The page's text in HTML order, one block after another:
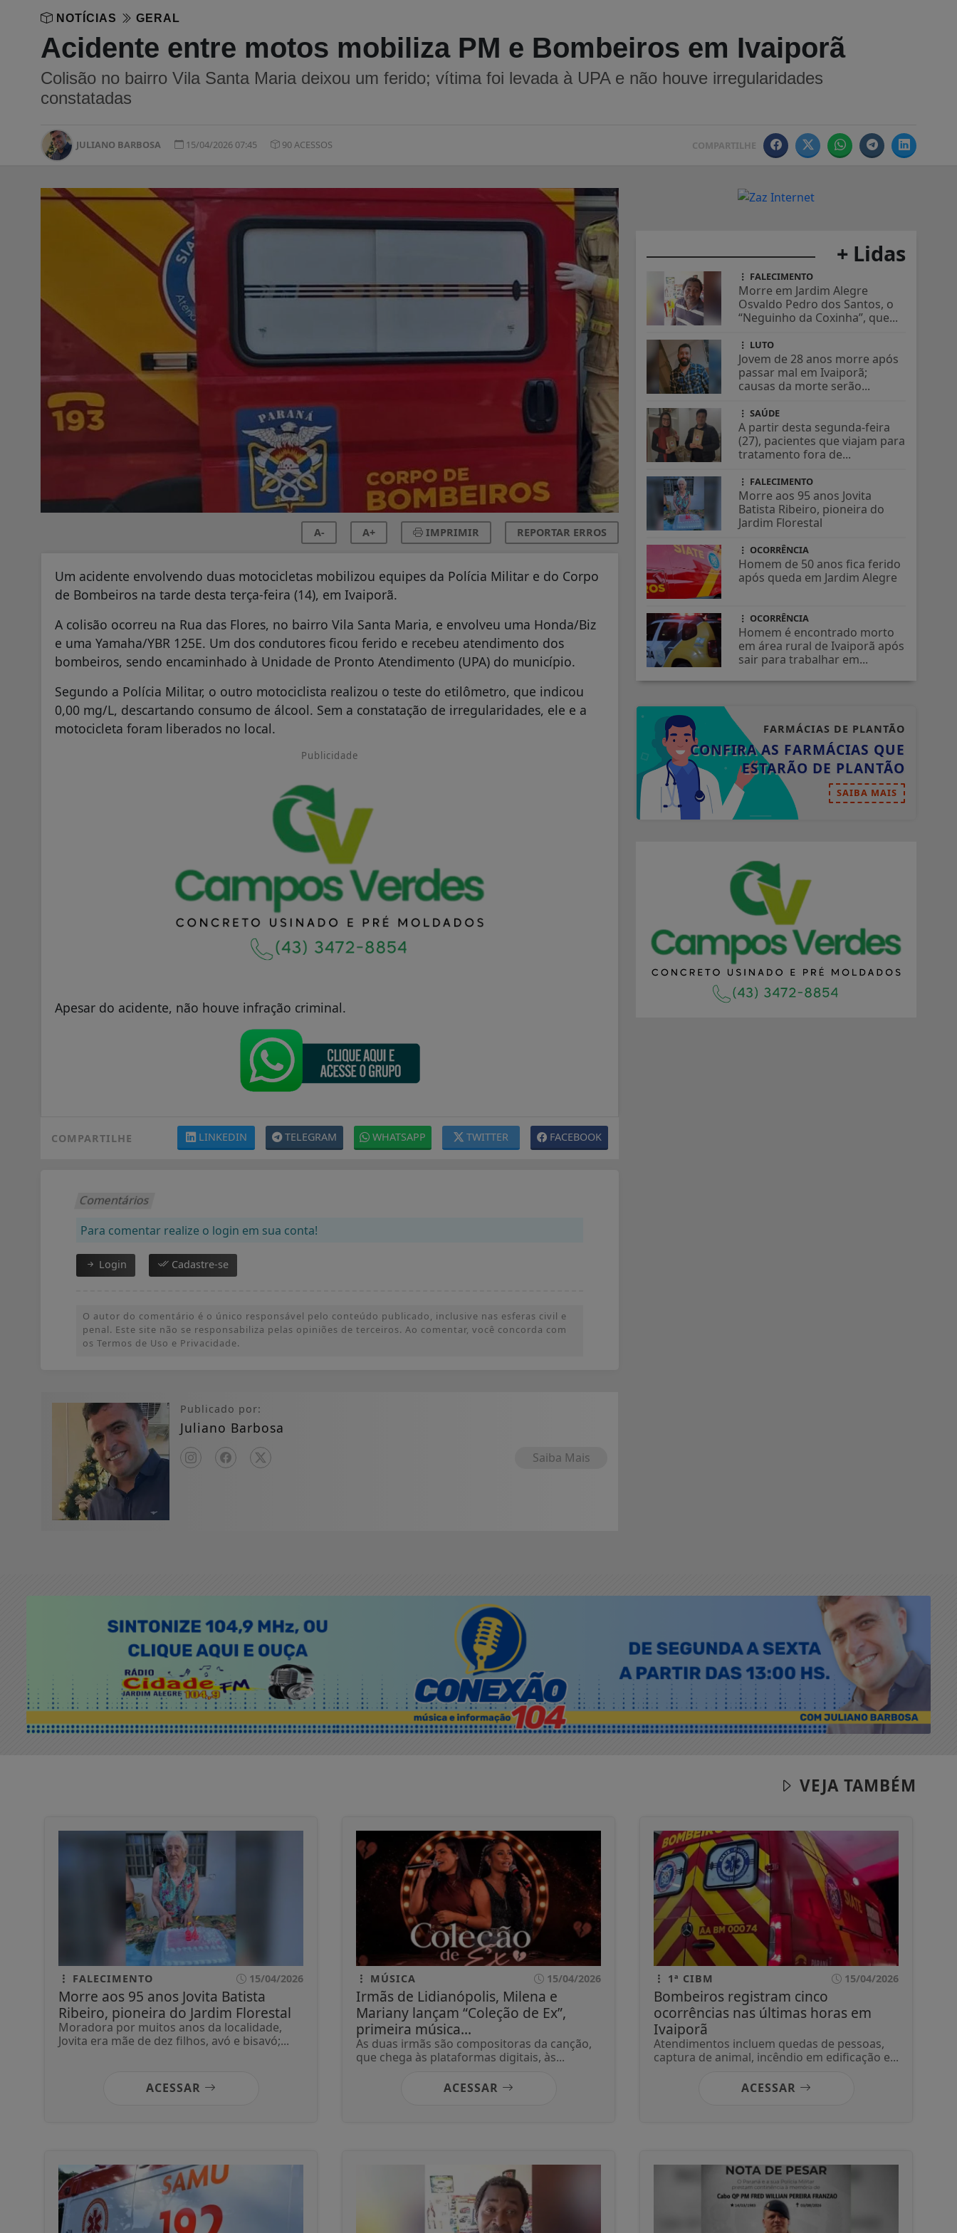
NOTÍCIAS GERAL
Acidente entre motos mobiliza PM e Bombeiros em Ivaiporã
Colisão no bairro Vila Santa Maria deixou um ferido; vítima foi levada à UPA e não houve irregularidades
constatadas
JULIANO BARBOSA 15/04/2026 07:45 90 ACESSOS COMPARTILHE
A- A+ IMPRIMIR REPORTAR ERROS
Um acidente envolvendo duas motocicletas mobilizou equipes da Polícia Militar e do Corpo
de Bombeiros na tarde desta terça-feira (14), em Ivaiporã.
A colisão ocorreu na Rua das Flores, no bairro Vila Santa Maria, e envolveu uma Honda/Biz
e uma Yamaha/YBR 125E. Um dos condutores ficou ferido e recebeu atendimento dos
bombeiros, sendo encaminhado à Unidade de Pronto Atendimento (UPA) do município.
Segundo a Polícia Militar, o outro motociclista realizou o teste do etilômetro, que indicou
0,00 mg/L, descartando consumo de álcool. Sem a constatação de irregularidades, ele e a
motocicleta foram liberados no local.
Publicidade
Apesar do acidente, não houve infração criminal.
COMPARTILHE FACEBOOK
TWITTER
WHATSAPP
TELEGRAM
LINKEDIN
Comentários
Para comentar realize o login em sua conta!
Login Cadastre-se
O autor do comentário é o único responsável pelo conteúdo publicado, inclusive nas esferas civil e
penal. Este site não se responsabiliza pelas opiniões de terceiros. Ao comentar, você concorda com
os Termos de Uso e Privacidade.
Publicado por:
Juliano Barbosa
Saiba Mais
+ Lidas
FALECIMENTO
Morre em Jardim Alegre
Osvaldo Pedro dos Santos, o
“Neguinho da Coxinha”, que...
LUTO
Jovem de 28 anos morre após
passar mal em Ivaiporã;
causas da morte serão...
SAÚDE
A partir desta segunda-feira
(27), pacientes que viajam para
tratamento fora de...
FALECIMENTO
Morre aos 95 anos Jovita
Batista Ribeiro, pioneira do
Jardim Florestal
OCORRÊNCIA
Homem de 50 anos fica ferido
após queda em Jardim Alegre
OCORRÊNCIA
Homem é encontrado morto
em área rural de Ivaiporã após
sair para trabalhar em...
FARMÁCIAS DE PLANTÃO
CONFIRA AS FARMÁCIAS QUE
ESTARÃO DE PLANTÃO
SAIBA MAIS
VEJA TAMBÉM
FALECIMENTO 15/04/2026
Morre aos 95 anos Jovita Batista
Ribeiro, pioneira do Jardim Florestal
Moradora por muitos anos da localidade,
Jovita era mãe de dez filhos, avó e bisavó;...
ACESSAR
MÚSICA 15/04/2026
Irmãs de Lidianópolis, Milena e
Mariany lançam “Coleção de Ex”,
primeira música...
As duas irmãs são compositoras da canção,
que chega às plataformas digitais, às...
ACESSAR
1ª CIBM 15/04/2026
Bombeiros registram cinco
ocorrências nas últimas horas em
Ivaiporã
Atendimentos incluem quedas de pessoas,
captura de animal, incêndio em edificação e...
ACESSAR